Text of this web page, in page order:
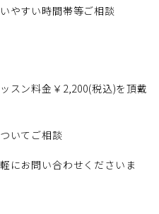
やすい時間帯等ご相談
スン料金￥2,200(税込)を頂戴
いてご相談
にお問い合わせくださいま